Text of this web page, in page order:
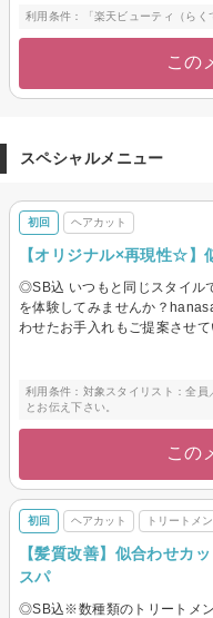
利用条件：「楽天ビューティ（ら
この
スペシャルメニュー
初回 ヘアカット
【オリジナル×再現性☆】
◎SB込 いつもと同じスタイル
を体験してみませんか？
わせたお手入れもご提案させ
利用条件：対象スタイリスト：全
とお伝え下さい。
この
初回 ヘアカット トリートメ
【髪質改善】似合わせカ
スパ
◎SB込※数種類のトリートメ